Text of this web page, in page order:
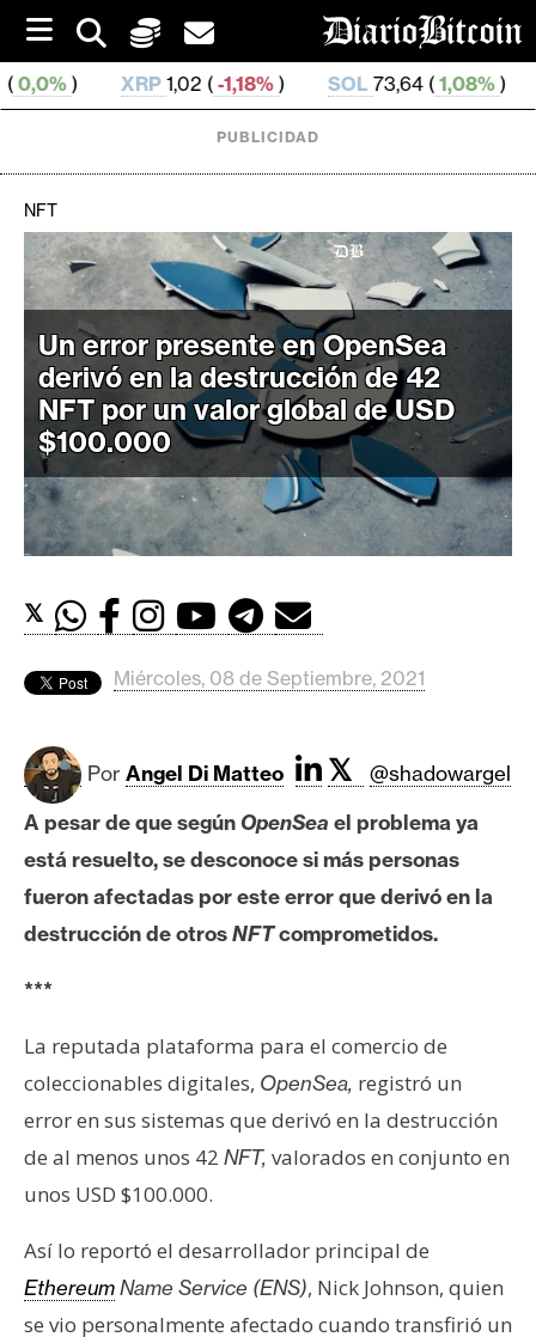
i
p
t
o
1,02 ( -1,18%) SOL73,64 ( 1,08%) TRX0,327
C
r
i
p
t
o
M
e
r
c
o
i
c
o
i
e
r
e
u
I
A
PUBLICIDAD
NFT
Un error presente en OpenSea
derivó en la destrucción de 42
NFT por un valor global de USD
$100.000
𝕏
Miércoles, 08 de Septiembre, 2021
Por Angel Di Matteo 𝕏
@shadowargel
A pesar de que segúnOpenSea el problema ya
está resuelto, se desconoce si más personas
fueron afectadas por este error que derivó en la
destrucción de otrosNFTcomprometidos.
***
La reputada plataforma para el comercio de
coleccionables digitales, OpenSea, registró un
error en sus sistemas que derivó en la destrucción
de al menos unos 42 NFT, valorados en conjunto en
unos USD $100.000.
Así lo reportó el desarrollador principal de
EthereumName Service (ENS), Nick Johnson, quien
se vio personalmente afectado cuando transfirió un